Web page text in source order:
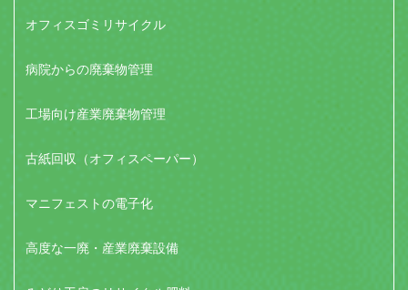
オフィスゴミリサイクル
病院からの廃棄物管理
工場向け産業廃棄物管理
古紙回収（オフィスペーパー）
マニフェストの電子化
高度な一廃・産業廃棄設備